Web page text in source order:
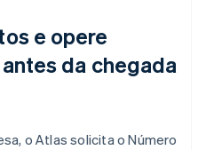
e opere
da chegada
o Atlas solicita o Número